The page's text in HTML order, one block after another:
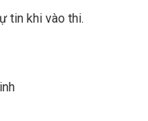
tin khi vào thi.